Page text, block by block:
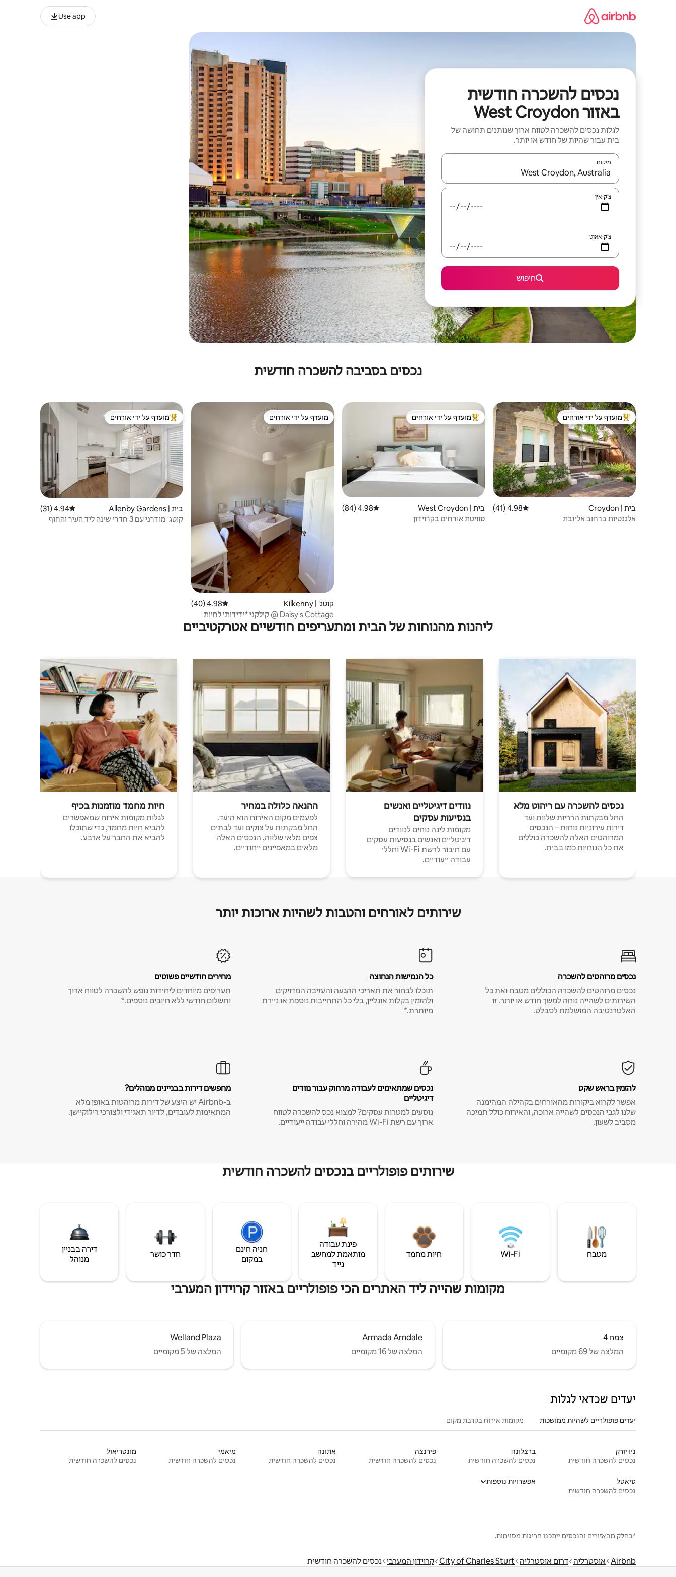
Use app
נכסים להשכרה חודשית
באזור West Croydon
לגלות נכסים להשכרה לטווח ארוך שנותנים תחושה של
בית עבור שהיות של חודש או יותר.
מיקום
כאשר התוצאות יהיו זמינות, יש לנווט עם מקשי החיצים למעלה ולמטה או לעיין בעזרת תנועות מגע או החלקה.
צ'ק-אין
צ'ק-אאוט
חיפוש
נכסים בסביבה להשכרה חודשית
מוביל בקרב נכסים מועדפים על ידי אורחים
מועדף על ידי אורחים
בית | Croydon דירוג ממוצע של 4.98 מתוך 5, 41 ביקורות
4.98 (41)
אלגנטיות ברחוב אליזבת
מוביל בקרב נכסים מועדפים על ידי אורחים
מועדף על ידי אורחים
בית | West Croydon דירוג ממוצע של 4.98 מתוך 5, 84 ביקורות
4.98 (84)
סוויטת אורחים בקרוידון
מועדף על ידי אורחים
מועדף על ידי אורחים
קוטג' | Kilkenny דירוג ממוצע של 4.98 מתוך 5, 40 ביקורות
4.98 (40)
Daisy's Cottage @ קילקני *ידידותי לחיות
מחמד*
מוביל בקרב נכסים מועדפים על ידי אורחים
מועדף על ידי אורחים
בית | Allenby Gardens דירוג ממוצע של 4.94 מתוך 5, 31 ביקורות
4.94 (31)
קוטג' מודרני עם 3 חדרי שינה ליד העיר והחוף
ליהנות מהנוחות של הבית ומתעריפים חודשיים אטרקטיביים
נכסים להשכרה עם ריהוט מלא
החל מבקתות הרריות שלוות ועד
דירות עירוניות נוחות – הנכסים
המרוהטים האלה להשכרה כוללים
את כל הנוחיות כמו בבית.
נוודים דיגיטליים ואנשים
בנסיעות עסקים
מקומות לינה נוחים לנוודים
דיגיטליים ואנשים בנסיעות עסקים
עם חיבור לרשת Wi-Fi וחללי
עבודה ייעודיים.
ההנאה כלולה במחיר
לפעמים מקום האירוח הוא היעד.
החל מבקתות על צוקים ועד לבתים
צפים מלאי שלווה, הנכסים האלה
מלאים במאפיינים ייחודיים.
חיות מחמד מוזמנות בכיף
לגלות מקומות אירוח שמאפשרים
להביא חיות מחמד, כדי שתוכלו
להביא את החבר על ארבע.
שירותים לאורחים והטבות לשהיות ארוכות יותר
נכסים מרוהטים להשכרה
נכסים מרוהטים להשכרה הכוללים מטבח ואת כל
השירותים לשהייה נוחה למשך חודש או יותר. זו
האלטרנטיבה המושלמת לסבלט.
כל הגמישות הנחוצה
תוכלו לבחור את תאריכי ההגעה והעזיבה המדויקים
ולהזמין בקלות אונליין, בלי כל התחייבות נוספת או ניירת
מיותרת.*
מחירים חודשיים פשוטים
תעריפים מיוחדים ליחידות נופש להשכרה לטווח ארוך
ותשלום חודשי ללא חיובים נוספים.*
להזמין בראש שקט
אפשר לקרוא ביקורות מהאורחים בקהילה המהימנה
שלנו לגבי הנכסים לשהייה ארוכה, והאירוח כולל תמיכה
מסביב לשעון.
נכסים שמתאימים לעבודה מרחוק עבור נוודים
דיגיטליים
נוסעים למטרות עסקים? למצוא נכס להשכרה לטווח
ארוך עם רשת Wi-Fi מהירה וחללי עבודה ייעודיים.
מחפשים דירות בבניינים מנוהלים?
ב-Airbnb יש היצע של דירות מרוהטות באופן מלא
המתאימות לעובדים, לדיור תאגידי ולצורכי רילוקיישן.
שירותים פופולריים בנכסים להשכרה חודשית
מטבח Wi‑Fi חיות מחמד
פינת עבודה
מותאמת למחשב
נייד
חניה חינם
במקום
חדר כושר
דירה בבניין
מנוהל
מקומות שהייה ליד האתרים הכי פופולריים באזור קרוידון המערבי
צמח 4
המלצה של 69 מקומיים
Armada Arndale
המלצה של 16 מקומיים
Welland Plaza
המלצה של 5 מקומיים
יעדים שכדאי לגלות
יעדים פופולריים לשהיות ממושכות מקומות אירוח בקרבת מקום
ניו יורק
נכסים להשכרה חודשית
ברצלונה
נכסים להשכרה חודשית
פירנצה
נכסים להשכרה חודשית
אתונה
נכסים להשכרה חודשית
מיאמי
נכסים להשכרה חודשית
מונטריאול
נכסים להשכרה חודשית
סיאטל
נכסים להשכרה חודשית
אפשרויות נוספות
*בחלק מהאזורים והנכסים ייתכנו חריגות מסוימות.
Airbnb אוסטרליה דרום אוסטרליה City of Charles Sturt קרוידון המערבי נכסים להשכרה חודשית